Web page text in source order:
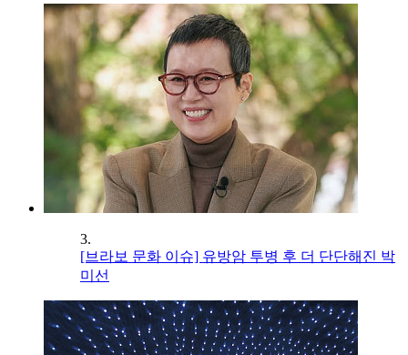
3.
[브라보 문화 이슈] 유방암 투병 후 더 단단해진 박
미선